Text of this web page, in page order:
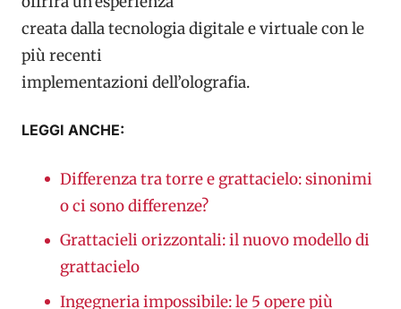
creata dalla tecnologia digitale e virtuale con le
più recenti
implementazioni dell’olografia.
LEGGI ANCHE:
Differenza tra torre e grattacielo: sinonimi
o ci sono differenze?
Grattacieli orizzontali: il nuovo modello di
grattacielo
Ingegneria impossibile: le 5 opere più